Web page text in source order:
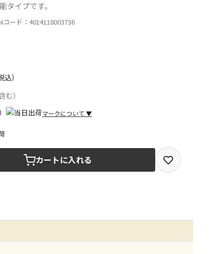
タイプです。
ード：4014118003736
込）
）
マークについて ▼
選択できる商品です
受取ができる商品です（宅配便でのお届けができませ
カートに入れる